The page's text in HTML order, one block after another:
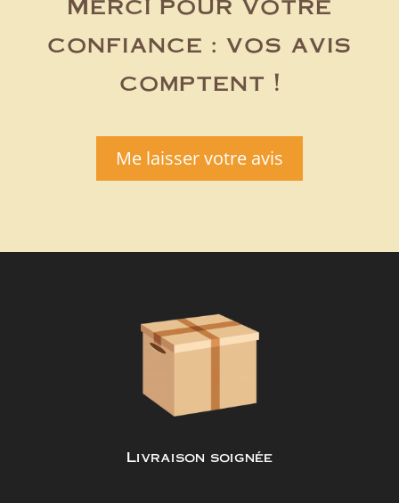
confiance : vos avis
comptent !
Me laisser votre avis
Livraison soignée